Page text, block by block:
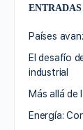
Países
El desafío
industrial
Más allá de
Energía: